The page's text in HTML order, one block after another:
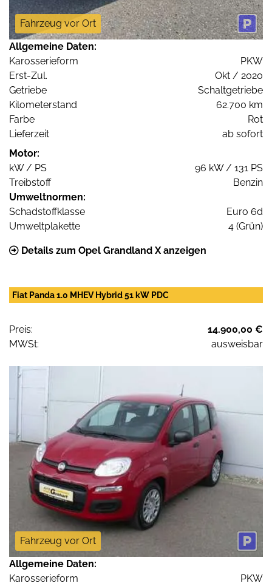
Fahrzeug vor Ort
Allgemeine Daten:
Karosserieform
PKW
Erst-Zul.
Okt / 2020
Getriebe
Schaltgetriebe
Kilometerstand
62.700 km
Farbe
Rot
Lieferzeit
ab sofort
Motor:
kW / PS
96 kW / 131 PS
Treibstoff
Benzin
Umweltnormen:
Schadstoffklasse
Euro 6d
Umweltplakette
4 (Grün)
Details zum Opel Grandland X anzeigen
Fiat Panda 1.0 MHEV Hybrid 51 kW PDC
Preis:
14.900,00 €
MWSt:
ausweisbar
Fahrzeug vor Ort
Allgemeine Daten:
Karosserieform
PKW